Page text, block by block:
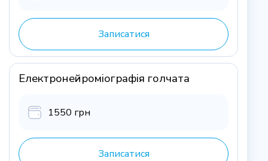
Записатися
Електронейроміографія голчата
1550 грн
Записатися